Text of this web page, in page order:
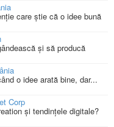
care știe că o idee bună
și să producă
o idee arată bine, dar...
Corp
și tendințele digitale?